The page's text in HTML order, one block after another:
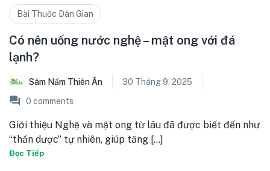
Bài Thuốc Dân Gian
Có nên uống nước nghệ – mật ong với đá
lạnh?
Sâm Nấm Thiên Ân
30 Tháng 9, 2025
0 comments
Giới thiệu Nghệ và mật ong từ lâu đã được biết đến như
“thần dược” tự nhiên, giúp tăng [...]
Đọc Tiếp